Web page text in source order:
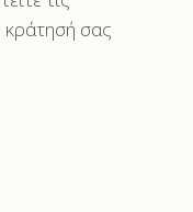
κράτησή σας